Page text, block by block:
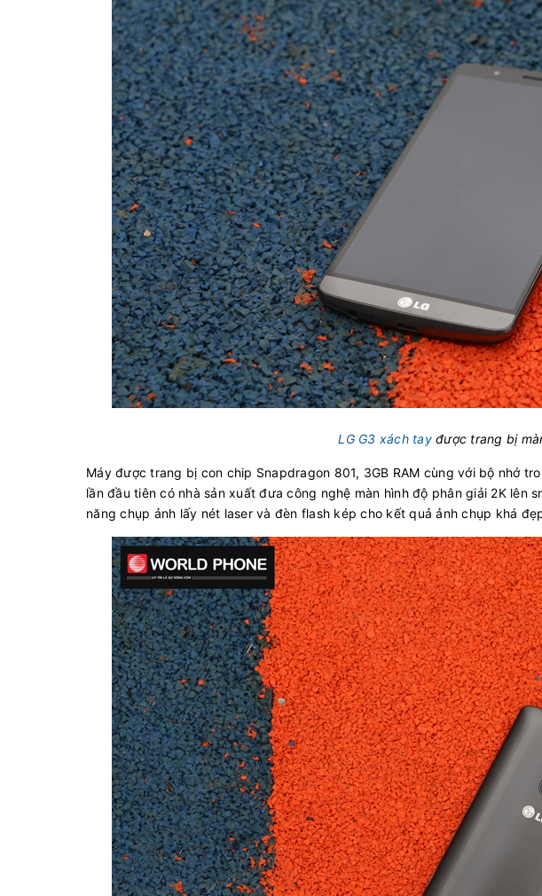
LG G3 xách tayđược trang bị
Máy được trang bị con chip Snapdragon 801, 3GB RAM cùng với bộ nhớ
lần đầu tiên có nhà sản xuất đưa công nghệ màn hình độ phân giải 2K lên
năng chụp ảnh lấy nét laser và đèn flash kép cho kết quả ảnh chụp khá